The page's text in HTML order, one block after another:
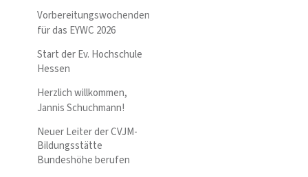
Vorbereitungswochenden
für das EYWC 2026
Start der Ev. Hochschule
Hessen
Herzlich willkommen,
Jannis Schuchmann!
Neuer Leiter der CVJM-
Bildungsstätte
Bundeshöhe berufen